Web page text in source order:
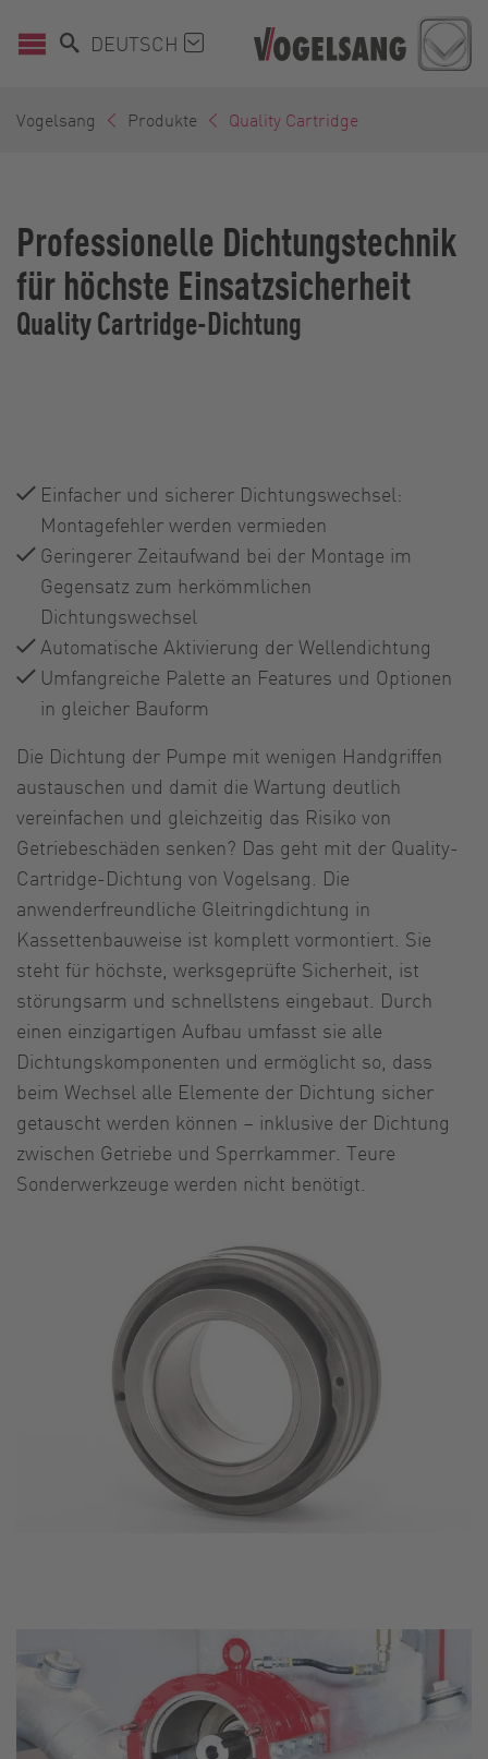
DEUTSCH
Vogelsang Produkte Quality Cartridge
Professionelle Dichtungstechnik
für höchste Einsatzsicherheit
Quality Cartridge-Dichtung
Einfacher und sicherer Dichtungswechsel:
Montagefehler werden vermieden
Geringerer Zeitaufwand bei der Montage im
Gegensatz zum herkömmlichen
Dichtungswechsel
Automatische Aktivierung der Wellendichtung
Umfangreiche Palette an Features und Optionen
in gleicher Bauform
Die Dichtung der Pumpe mit wenigen Handgriffen
austauschen und damit die Wartung deutlich
vereinfachen und gleichzeitig das Risiko von
Getriebeschäden senken? Das geht mit der Quality-
Cartridge-Dichtung von Vogelsang. Die
anwenderfreundliche Gleitringdichtung in
Kassettenbauweise ist komplett vormontiert. Sie
steht für höchste, werksgeprüfte Sicherheit, ist
störungsarm und schnellstens eingebaut. Durch
einen einzigartigen Aufbau umfasst sie alle
Dichtungskomponenten und ermöglicht so, dass
beim Wechsel alle Elemente der Dichtung sicher
getauscht werden können – inklusive der Dichtung
zwischen Getriebe und Sperrkammer. Teure
Sonderwerkzeuge werden nicht benötigt.